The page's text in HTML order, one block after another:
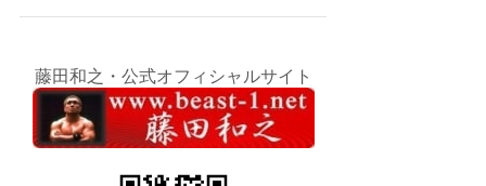
藤田和之・公式オフィシャルサイト